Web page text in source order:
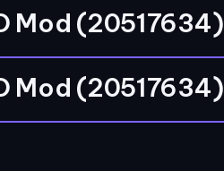
Mod (20517634)
Mod (20517634)